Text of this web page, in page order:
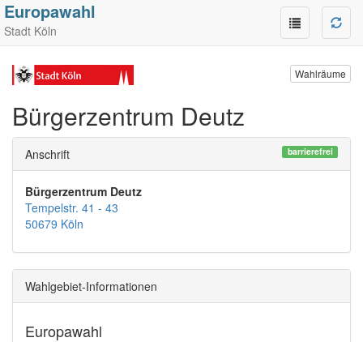
Europawahl
Stadt Köln
Wahlräume
Bürgerzentrum Deutz
Anschrift barrierefrei
Bürgerzentrum Deutz
Tempelstr. 41 - 43
50679 Köln
Wahlgebiet-Informationen
Europawahl